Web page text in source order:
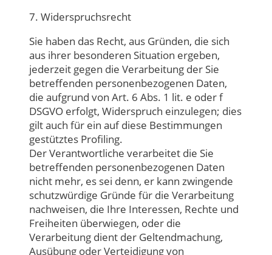
7. Widerspruchsrecht
Sie haben das Recht, aus Gründen, die sich
aus ihrer besonderen Situation ergeben,
jederzeit gegen die Verarbeitung der Sie
betreffenden personenbezogenen Daten,
die aufgrund von Art. 6 Abs. 1 lit. e oder f
DSGVO erfolgt, Widerspruch einzulegen; dies
gilt auch für ein auf diese Bestimmungen
gestütztes Profiling.
Der Verantwortliche verarbeitet die Sie
betreffenden personenbezogenen Daten
nicht mehr, es sei denn, er kann zwingende
schutzwürdige Gründe für die Verarbeitung
nachweisen, die Ihre Interessen, Rechte und
Freiheiten überwiegen, oder die
Verarbeitung dient der Geltendmachung,
Ausübung oder Verteidigung von